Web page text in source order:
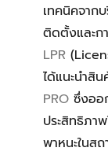
เทคนิคจาก
ติดตั้งและก
LPR
ได้แนะนำสิน
PRO ซึ่งออ
ประสิทธิภา
พาหนะในส